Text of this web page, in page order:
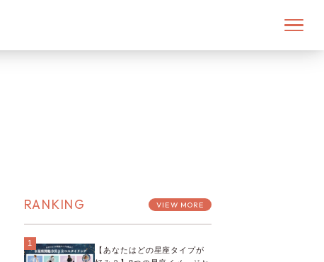
RANKING VIEW MORE
1
【あなたはどの星座タイプが